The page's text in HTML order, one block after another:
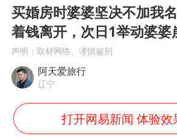
中国养老床位“
五粮液渠道价
买婚房时婆婆坚决不加我
着钱离开，次日1举动婆婆
声明：取材网络、谨慎鉴别
阿天爱旅行
辽宁
打开网易新闻 体验效